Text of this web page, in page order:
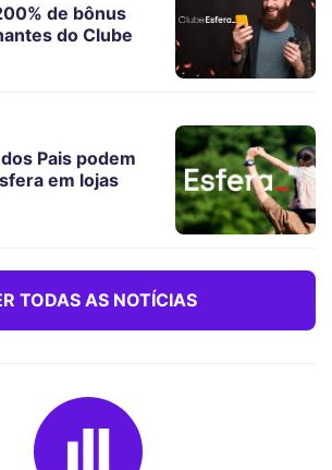
de bônus
do Clube
Pais podem
em lojas
TODAS AS NOTÍCIAS